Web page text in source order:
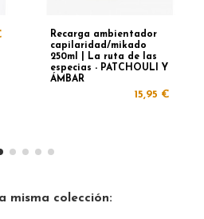
Recarga ambientador
capilaridad/mikado
250ml | La ruta de las
especias - PATCHOULI Y
ÁMBAR
15,95 €
misma colección: